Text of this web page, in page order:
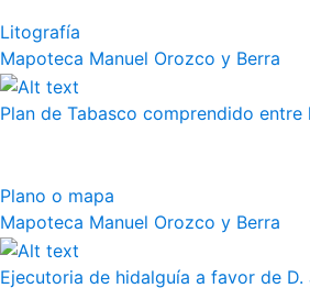
Litografía
Mapoteca Manuel Orozco y Berra
Plan de Tabasco comprendido
Plano o mapa
Mapoteca Manuel Orozco y Berra
Ejecutoria de hidalguía a favor de D.